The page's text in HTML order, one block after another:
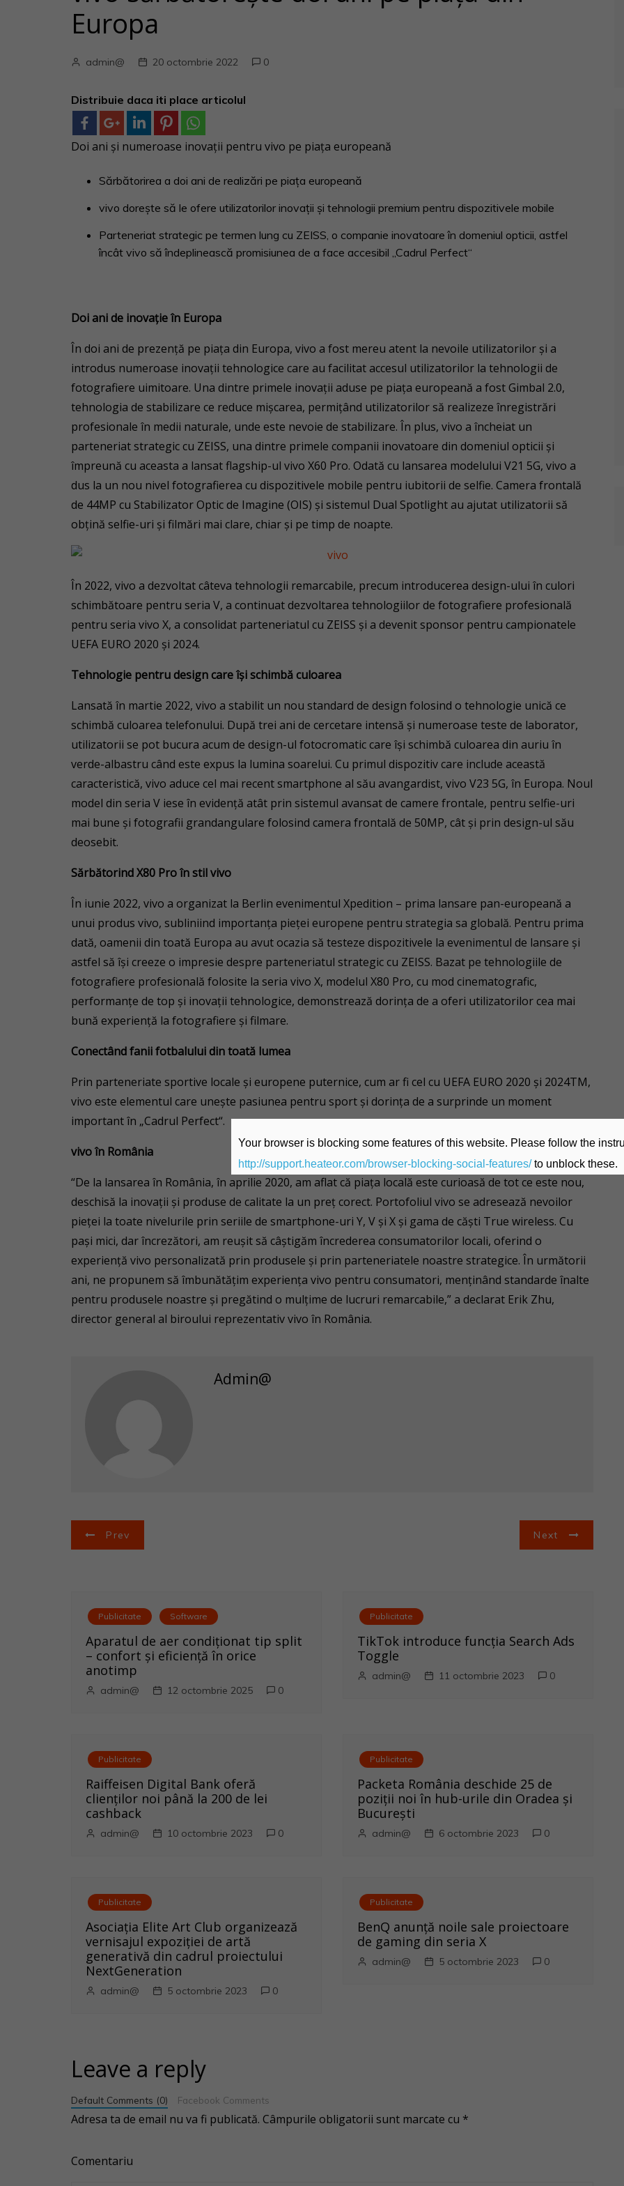
Europa
admin@ 20 octombrie 2022 0
Distribuie daca iti place articolul
Doi ani şi numeroase inovaţii pentru vivo pe piaţa europeană
Sărbătorirea a doi ani de realizări pe piaţa europeană
vivo doreşte să le ofere utilizatorilor inovaţii şi tehnologii premium pentru dispozitivele mobile
Parteneriat strategic pe termen lung cu ZEISS, o companie inovatoare în domeniul opticii, astfel
încât vivo să îndeplinească promisiunea de a face accesibil „Cadrul Perfect“
Doi ani de inovaţie în Europa
În doi ani de prezenţă pe piaţa din Europa, vivo a fost mereu atent la nevoile utilizatorilor şi a
introdus numeroase inovaţii tehnologice care au facilitat accesul utilizatorilor la tehnologii de
fotografiere uimitoare. Una dintre primele inovaţii aduse pe piaţa europeană a fost Gimbal 2.0,
tehnologia de stabilizare ce reduce mişcarea, permiţând utilizatorilor să realizeze înregistrări
profesionale în medii naturale, unde este nevoie de stabilizare. În plus, vivo a încheiat un
parteneriat strategic cu ZEISS, una dintre primele companii inovatoare din domeniul opticii şi
împreună cu aceasta a lansat flagship-ul vivo X60 Pro. Odată cu lansarea modelului V21 5G, vivo a
dus la un nou nivel fotografierea cu dispozitivele mobile pentru iubitorii de selfie. Camera frontală
de 44MP cu Stabilizator Optic de Imagine (OIS) şi sistemul Dual Spotlight au ajutat utilizatorii să
obţină selfie-uri şi filmări mai clare, chiar şi pe timp de noapte.
În 2022, vivo a dezvoltat câteva tehnologii remarcabile, precum introducerea design-ului în culori
schimbătoare pentru seria V, a continuat dezvoltarea tehnologiilor de fotografiere profesională
pentru seria vivo X, a consolidat parteneriatul cu ZEISS şi a devenit sponsor pentru campionatele
UEFA EURO 2020 şi 2024.
Tehnologie pentru design care îşi schimbă culoarea
Lansată în martie 2022, vivo a stabilit un nou standard de design folosind o tehnologie unică ce
schimbă culoarea telefonului. După trei ani de cercetare intensă şi numeroase teste de laborator,
utilizatorii se pot bucura acum de design-ul fotocromatic care îşi schimbă culoarea din auriu în
verde-albastru când este expus la lumina soarelui. Cu primul dispozitiv care include această
caracteristică, vivo aduce cel mai recent smartphone al său avangardist, vivo V23 5G, în Europa. Noul
model din seria V iese în evidenţă atât prin sistemul avansat de camere frontale, pentru selfie-uri
mai bune şi fotografii grandangulare folosind camera frontală de 50MP, cât şi prin design-ul său
deosebit.
Sărbătorind X80 Pro în stil vivo
În iunie 2022, vivo a organizat la Berlin evenimentul Xpedition – prima lansare pan-europeană a
unui produs vivo, subliniind importanţa pieţei europene pentru strategia sa globală. Pentru prima
dată, oamenii din toată Europa au avut ocazia să testeze dispozitivele la evenimentul de lansare şi
astfel să îşi creeze o impresie despre parteneriatul strategic cu ZEISS. Bazat pe tehnologiile de
fotografiere profesională folosite la seria vivo X, modelul X80 Pro, cu mod cinematografic,
performanţe de top şi inovaţii tehnologice, demonstrează dorinţa de a oferi utilizatorilor cea mai
bună experienţă la fotografiere şi filmare.
Conectând fanii fotbalului din toată lumea
Prin parteneriate sportive locale şi europene puternice, cum ar fi cel cu UEFA EURO 2020 şi 2024TM,
vivo este elementul care uneşte pasiunea pentru sport şi dorinţa de a surprinde un moment
important în „Cadrul Perfect“.
vivo în România
“De la lansarea în România, în aprilie 2020, am aflat că piața locală este curioasă de tot ce este nou,
deschisă la inovații și produse de calitate la un preț corect. Portofoliul vivo se adresează nevoilor
pieței la toate nivelurile prin seriile de smartphone-uri Y, V și X și gama de căști True wireless. Cu
pași mici, dar încrezători, am reușit să câștigăm încrederea consumatorilor locali, oferind o
experiență vivo personalizată prin produsele și prin parteneriatele noastre strategice. În următorii
ani, ne propunem să îmbunătățim experiența vivo pentru consumatori, menținând standarde înalte
pentru produsele noastre și pregătind o mulțime de lucruri remarcabile,” a declarat Erik Zhu,
director general al biroului reprezentativ vivo în România.
Admin@
N
Prev Next
Publicitate Software
Aparatul de aer condiționat tip split
– confort și eficiență în orice
anotimp
admin@ 12 octombrie 2025 0
Publicitate
TikTok introduce funcția Search Ads
Toggle
admin@ 11 octombrie 2023 0
Publicitate
Raiffeisen Digital Bank oferă
clienților noi până la 200 de lei
cashback
admin@ 10 octombrie 2023 0
Publicitate
Packeta România deschide 25 de
poziții noi în hub-urile din Oradea și
București
admin@ 6 octombrie 2023 0
Publicitate
Asociația Elite Art Club organizează
vernisajul expoziției de artă
generativă din cadrul proiectului
NextGeneration
admin@ 5 octombrie 2023 0
Publicitate
BenQ anunţă noile sale proiectoare
de gaming din seria X
admin@ 5 octombrie 2023 0
Leave a reply
Default Comments (0) Facebook Comments
Adresa ta de email nu va fi publicată. Câmpurile obligatorii sunt marcate cu *
Comentariu
Your browser is blocking some features of this website. Please follow the
http://support.heateor.com/browser-blocking-social-features/to unblock these.